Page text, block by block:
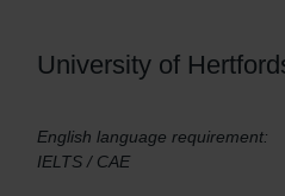
University of
English language requirement:
IELTS / CAE